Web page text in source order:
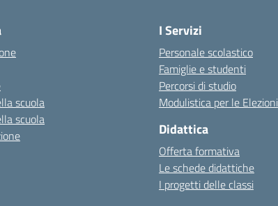
scuola
scuola
I Servizi
Personale scolastico
Famiglie e studenti
Percorsi di studio
Modulistica per le Elezioni
Didattica
Offerta formativa
Le schede didattiche
I progetti delle classi